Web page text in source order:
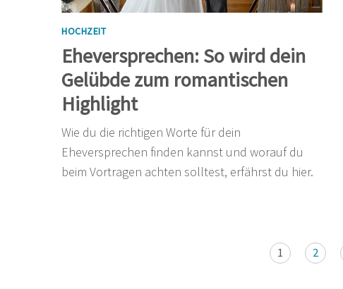
HOCHZEIT
Eheversprechen: So wird dein
Gelübde zum romantischen
Highlight
Wie du die richtigen Worte für dein
Eheversprechen finden kannst und worauf du
beim Vortragen achten solltest, erfährst du hier.
1 2